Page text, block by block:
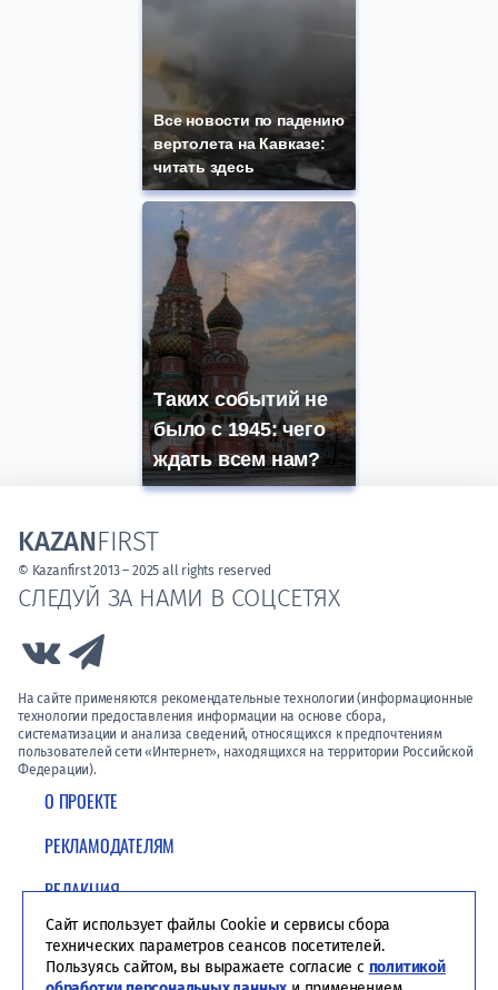
Все новости по падению
вертолета на Кавказе:
читать здесь
Таких событий не
было с 1945: чего
ждать всем нам?
О ПРОЕКТЕ
РЕКЛАМОДАТЕЛЯМ
РЕДАКЦИЯ
ПОЛИТИКА КОНФИДЕНЦИАЛЬНОСТИ
СЛЕДУЙ ЗА НАМИ В СОЦСЕТЯХ
Link to Vk
На сайте применяются рекомендательные технологии (информационные
технологии предоставления информации на основе сбора,
систематизации и анализа сведений, относящихся к предпочтениям
пользователей сети «Интернет», находящихся на территории Российской
Федерации).
KAZANFIRST
© Kazanfirst 2013 – 2025 all rights reserved
Сайт использует файлы Cookie и сервисы сбора
технических параметров сеансов посетителей.
Пользуясь сайтом, вы выражаете согласие с политикой